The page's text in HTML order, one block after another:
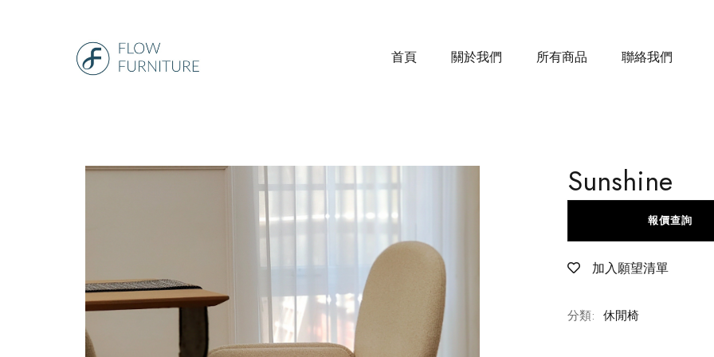
首頁 關於我們 所有商品 聯絡我們
Sunshine
加入願望清單
報價查詢
分類: 休閒椅